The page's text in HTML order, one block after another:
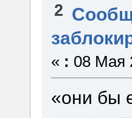
2
« : 08 Мая
«они бы